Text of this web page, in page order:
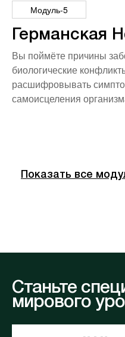
Модуль-5
Германская
Вы поймёте причины
биологические
расшифровывать
самоисцеления
Показать все
Станьте
мирового